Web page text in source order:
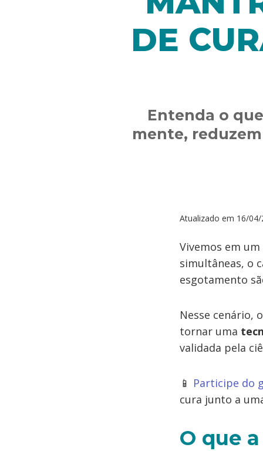
DE
Entenda o
mente,
Atualizado em 16/04/
Vivemos em
simultâneas, o
esgotamento
Nesse cenário, o
tornar uma
validada pela
📱 Participe do
cura junto a
O que